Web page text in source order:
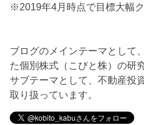
※2019年4月時点で目標大幅
ブログのメインテーマとして
た個別株式（こびと株）の研
サブテーマとして、不動産投
取り扱っています。